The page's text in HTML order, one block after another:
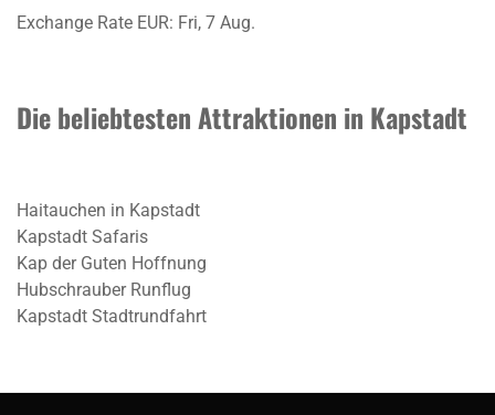
Exchange Rate EUR: Fri, 7 Aug.
Die beliebtesten Attraktionen in Kapstadt
Haitauchen in Kapstadt
Kapstadt Safaris
Kap der Guten Hoffnung
Hubschrauber Runflug
Kapstadt Stadtrundfahrt